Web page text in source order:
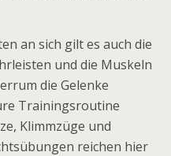
an sich gilt es auch die
und die Muskeln
die Gelenke
Trainingsroutine
Klimmzüge und
reichen hier